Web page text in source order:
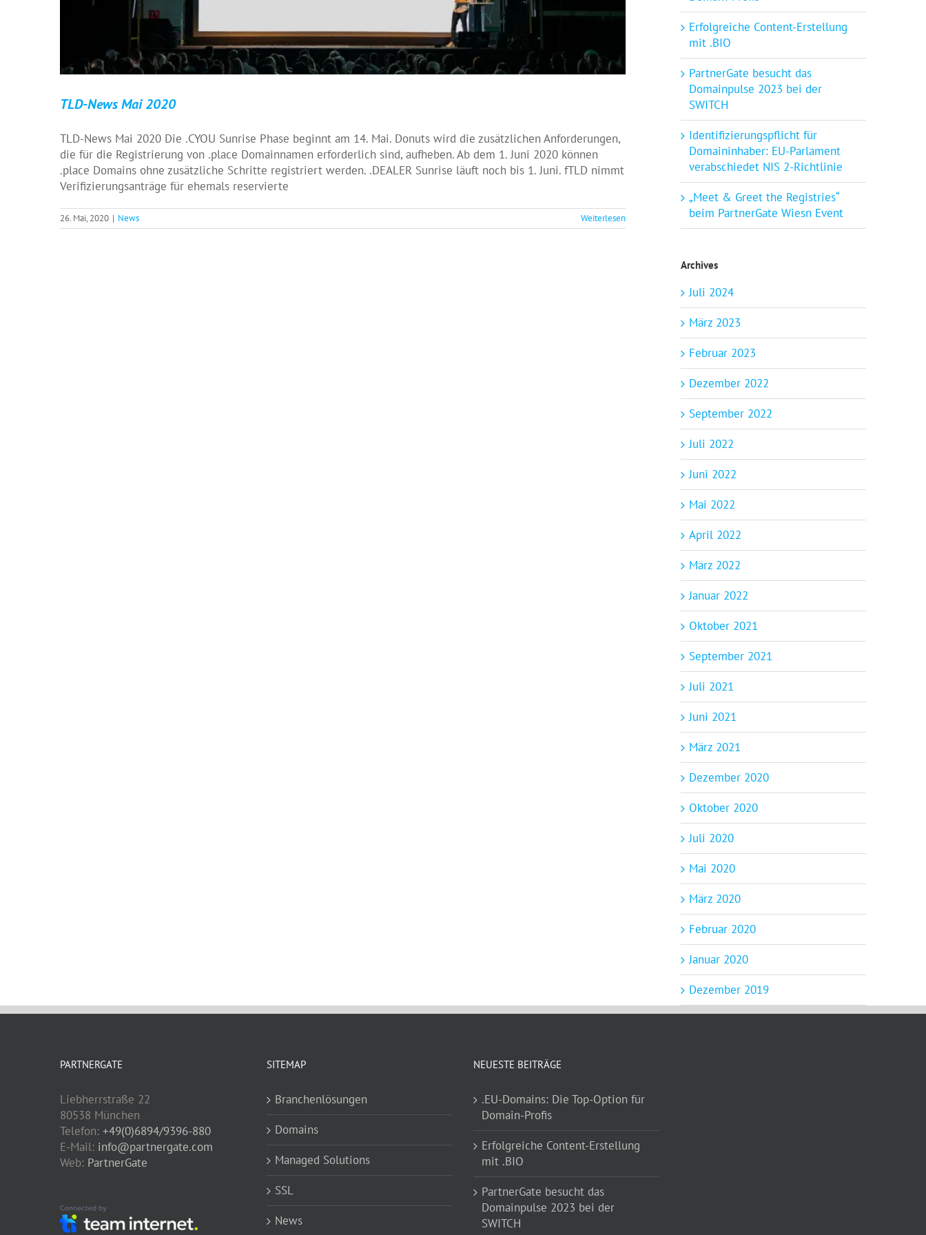
TLD-News Mai 2020
TLD-News Mai 2020 Die .CYOU Sunrise Phase beginnt am 14. Mai. Donuts wird die zusätzlichen Anforderungen,
die für die Registrierung von .place Domainnamen erforderlich sind, aufheben. Ab dem 1. Juni 2020 können
.place Domains ohne zusätzliche Schritte registriert werden. .DEALER Sunrise läuft noch bis 1. Juni. fTLD nimmt
Verifizierungsanträge für ehemals reservierte
26. Mai, 2020 | News Weiterlesen
Erfolgreiche Content-Erstellung
mit .BIO
PartnerGate besucht das
Domainpulse 2023 bei der
SWITCH
Identifizierungspflicht für
Domaininhaber: EU-Parlament
verabschiedet NIS 2-Richtlinie
„Meet & Greet the Registries“
beim PartnerGate Wiesn Event
Archives
Juli 2024
März 2023
Februar 2023
Dezember 2022
September 2022
Juli 2022
Juni 2022
Mai 2022
April 2022
März 2022
Januar 2022
Oktober 2021
September 2021
Juli 2021
Juni 2021
März 2021
Dezember 2020
Oktober 2020
Juli 2020
Mai 2020
März 2020
Februar 2020
Januar 2020
Dezember 2019
PARTNERGATE
Liebherrstraße 22
80538 München
Telefon: +49(0)6894/9396-880
E-Mail: info@partnergate.com
Web: PartnerGate
SITEMAP
Branchenlösungen
Domains
Managed Solutions
SSL
News
NEUESTE BEITRÄGE
.EU-Domains: Die Top-Option für
Domain-Profis
Erfolgreiche Content-Erstellung
mit .BIO
PartnerGate besucht das
Domainpulse 2023 bei der
SWITCH